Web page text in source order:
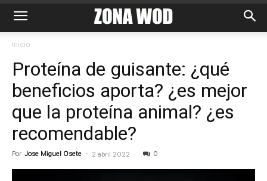
Inicio
Proteína de guisante: ¿qué
beneficios aporta? ¿es mejor
que la proteína animal? ¿es
recomendable?
Por Jose Miguel Osete - 2 abril 2022 0